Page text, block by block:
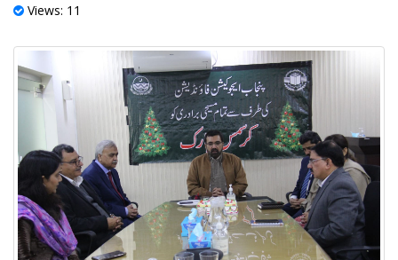
Views: 11